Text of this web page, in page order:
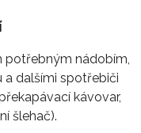
potřebným nádobím,
dalšími spotřebiči
kávovar,
šlehač).